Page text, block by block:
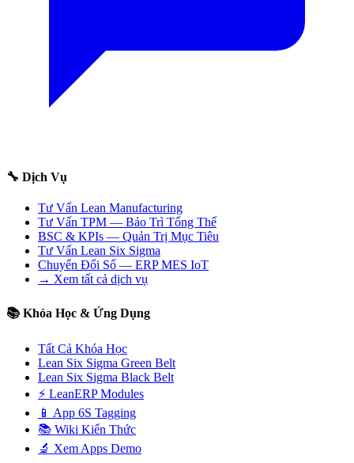
🔧 Dịch Vụ
Tư Vấn Lean Manufacturing
Tư Vấn TPM — Bảo Trì Tổng Thể
BSC & KPIs — Quản Trị Mục Tiêu
Tư Vấn Lean Six Sigma
Chuyển Đổi Số — ERP MES IoT
→ Xem tất cả dịch vụ
📚 Khóa Học & Ứng Dụng
Tất Cả Khóa Học
Lean Six Sigma Green Belt
Lean Six Sigma Black Belt
⚡ LeanERP Modules
📱 App 6S Tagging
📚 Wiki Kiến Thức
🔬 Xem Apps Demo